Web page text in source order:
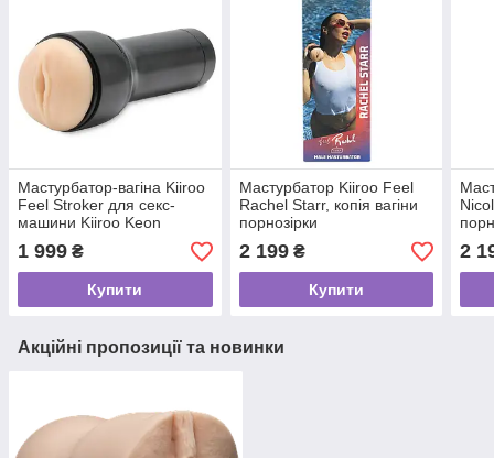
Мастурбатор-вагіна Kiiroo
Feel Stroker для секс-
машини Kiiroo Keon
1 999 ₴
Купити
Мастурбатор Kiiroo Feel
Rachel Starr, копія вагіни
порнозірки
2 199₴
Купити
2
Акційні пропозиції та новинки